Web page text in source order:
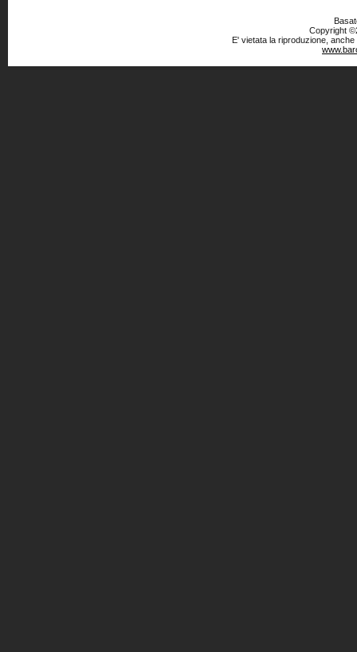
Copyright
E' vietata la riproduzione,